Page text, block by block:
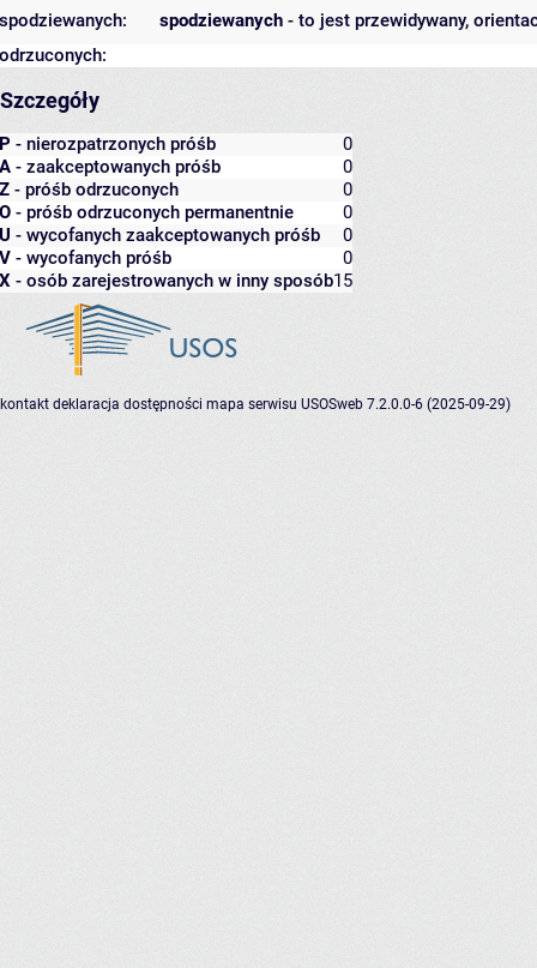
spodziewanych - to jest przewidywany,
spodziewanych:
odrzuconych:
Szczegóły
P - nierozpatrzonych próśb
0
A - zaakceptowanych próśb
0
Z - próśb odrzuconych
0
O - próśb odrzuconych permanentnie
0
U - wycofanych zaakceptowanych próśb
0
V - wycofanych próśb
0
X - osób zarejestrowanych w inny sposób15
kontakt deklaracja dostępności mapa serwisu USOSweb 7.2.0.0-6 (2025-09-29)